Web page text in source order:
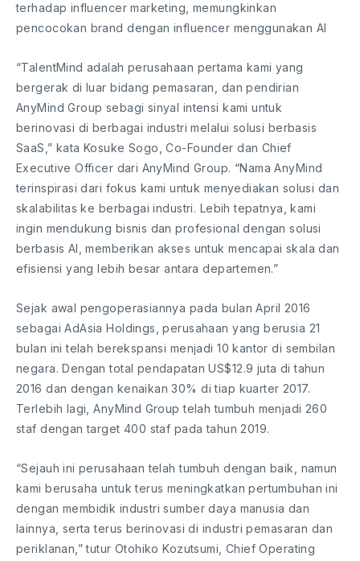
terhadap influencer marketing, memungkinkan
pencocokan brand dengan influencer menggunakan AI
“TalentMind adalah perusahaan pertama kami yang
bergerak di luar bidang pemasaran, dan pendirian
AnyMind Group sebagi sinyal intensi kami untuk
berinovasi di berbagai industri melalui solusi berbasis
SaaS,” kata Kosuke Sogo, Co-Founder dan Chief
Executive Officer dari AnyMind Group. “Nama AnyMind
terinspirasi dari fokus kami untuk menyediakan solusi dan
skalabilitas ke berbagai industri. Lebih tepatnya, kami
ingin mendukung bisnis dan profesional dengan solusi
berbasis AI, memberikan akses untuk mencapai skala dan
efisiensi yang lebih besar antara departemen.”
Sejak awal pengoperasiannya pada bulan April 2016
sebagai AdAsia Holdings, perusahaan yang berusia 21
bulan ini telah berekspansi menjadi 10 kantor di sembilan
negara. Dengan total pendapatan US$12.9 juta di tahun
2016 dan dengan kenaikan 30% di tiap kuarter 2017.
Terlebih lagi, AnyMind Group telah tumbuh menjadi 260
staf dengan target 400 staf pada tahun 2019.
“Sejauh ini perusahaan telah tumbuh dengan baik, namun
kami berusaha untuk terus meningkatkan pertumbuhan ini
dengan membidik industri sumber daya manusia dan
lainnya, serta terus berinovasi di industri pemasaran dan
periklanan,” tutur Otohiko Kozutsumi, Chief Operating